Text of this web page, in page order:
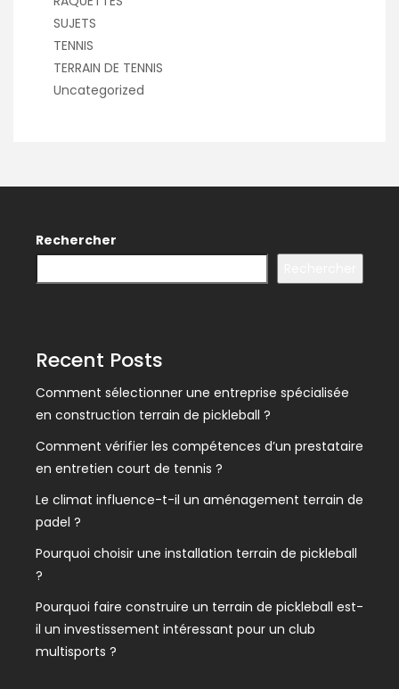
SUJETS
TENNIS
TERRAIN DE TENNIS
Uncategorized
Rechercher
Recent Posts
Comment sélectionner une entreprise spécialisée
en construction terrain de pickleball ?
Comment vérifier les compétences d’un prestataire
en entretien court de tennis ?
Le climat influence-t-il un aménagement terrain de
padel ?
Pourquoi choisir une installation terrain de pickleball
?
Pourquoi faire construire un terrain de pickleball est-
il un investissement intéressant pour un club
multisports ?